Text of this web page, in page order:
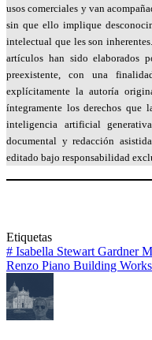
usos comerciales y van
sin que ello implique
intelectual que les son
artículos han sido elaborados
preexistente, con una
explícitamente la autoría
íntegramente los derechos que
inteligencia artificial
documental y redacción
editado bajo responsabilidad
Etiquetas
# Isabella Stewart Gardner
Renzo Piano Building